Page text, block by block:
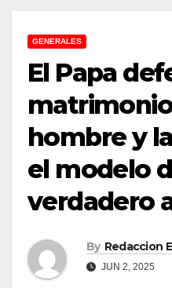
GENERALES
El Papa
hombre y
el modelo
verdadero
By Redaccion
JUN 2, 2025